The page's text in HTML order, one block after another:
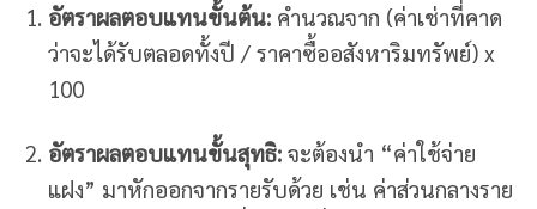
อัตราผลตอบแทนขั้นต้น:คำนวณจาก (ค่าเช่าที่คาด
ว่าจะได้รับตลอดทั้งปี / ราคาซื้ออสังหาริมทรัพย์) x
100
อัตราผลตอบแทนขั้นสุทธิ:จะต้องนำ “ค่าใช้จ่าย
แฝง” มาหักออกจากรายรับด้วย เช่น ค่าส่วนกลางราย